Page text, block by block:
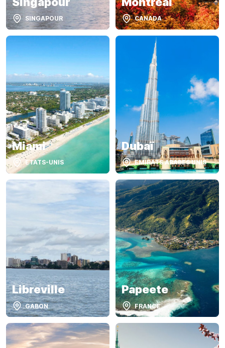
SINGAPOUR CANADA
Miami
ETATS-UNIS
Dubaï
EMIRATS ARABES UNIS
Libreville
GABON
Papeete
FRANCE